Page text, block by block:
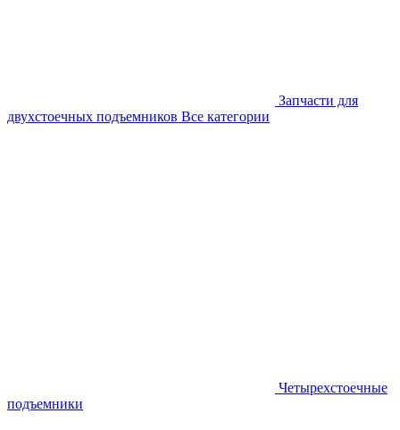
Запчасти для
двухстоечных подъемников Все категории
Четырехстоечные
подъемники